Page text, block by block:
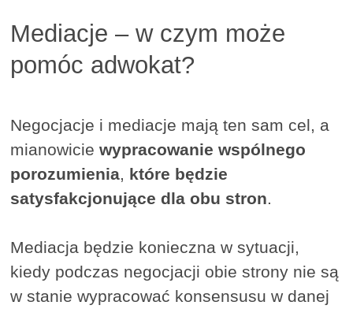
Mediacje – w czym może
pomóc adwokat?
Negocjacje i mediacje mają ten sam cel, a
mianowiciewypracowanie wspólnego
porozumienia, które będzie
satysfakcjonujące dla obu stron.
Mediacja będzie konieczna w sytuacji,
kiedy podczas negocjacji obie strony nie są
w stanie wypracować konsensusu w danej